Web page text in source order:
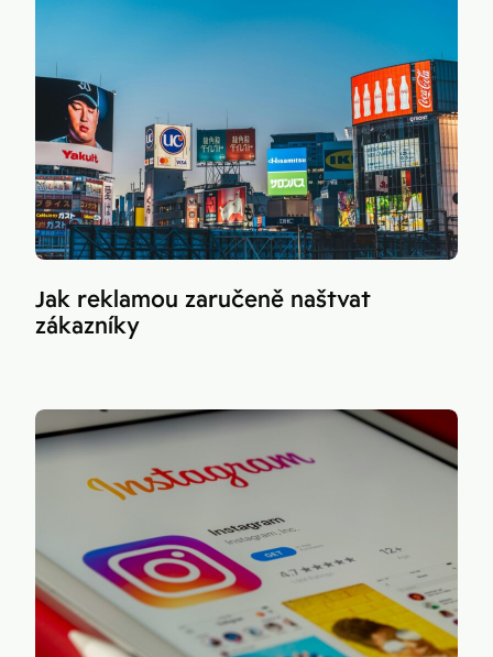
Jak reklamou zaručeně naštvat
zákazníky